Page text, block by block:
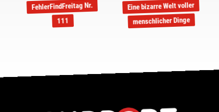
FehlerFindFreitag Nr.
111
Eine bizarre Welt voller
menschlicher Dinge